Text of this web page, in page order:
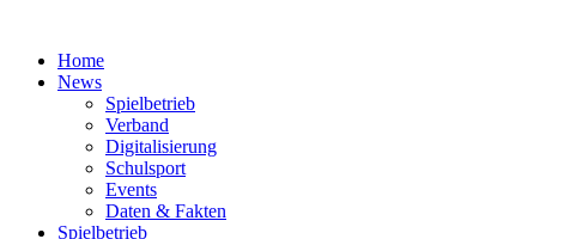
Home
News
Spielbetrieb
Verband
Digitalisierung
Schulsport
Events
Daten & Fakten
Spielbetrieb